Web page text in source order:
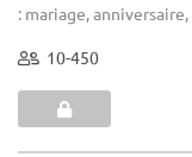
: mariage,
10-450